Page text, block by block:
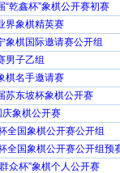
乾鑫杯”象棋公开赛初赛
界象棋精英赛
象棋国际邀请赛公开组
男子乙组
棋名手邀请赛
苏东坡杯象棋公开赛
庆象棋公开赛
全国象棋公开赛公开组
全国象棋公开赛公开组预
众杯”象棋个人公开赛